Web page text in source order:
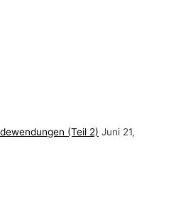
(Teil 2) Juni 21,